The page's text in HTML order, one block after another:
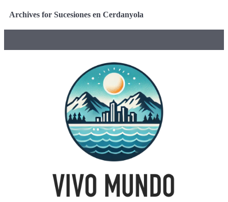
Archives for Sucesiones en Cerdanyola